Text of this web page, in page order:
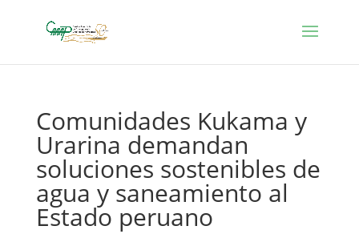
Comunidades Kukama y
Urarina demandan
soluciones sostenibles de
agua y saneamiento al
Estado peruano